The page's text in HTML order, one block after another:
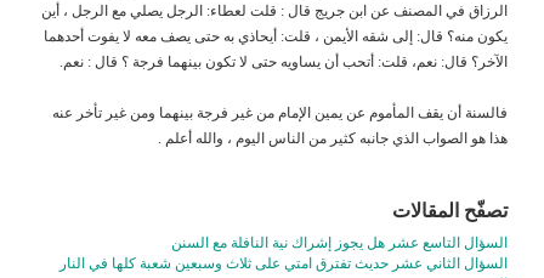
الرزاق في المصنف عن ابن جريج قال : قلت لعطاء: الرجل يصلي مع الرجل ، أين
يكون منه؟ قال: إلى شقه الأيمن ، قلت: أيحاذي به حتى يصف معه لا يفوت أحدهما
الآخر؟ قال: نعم، قلت: أتحب أن يساويه حتى لا تكون بينهما فرجة ؟ قال : نعم.
فالسنة أن يقف المأموم عن يمين الإمام من غير فرجة بينهما ومن غير تأخر عنه
هذا هو الصواب الذي جانبه كثير من الناس اليوم ، والله أعلم .
تصفّح المقالات
السؤال التاسع عشر هل يجوز إشراك نية النافلة مع السنن
السؤال الثاني عشر حديث تفترق امتي على ثلاث وسبعين شعبة كلها في النار